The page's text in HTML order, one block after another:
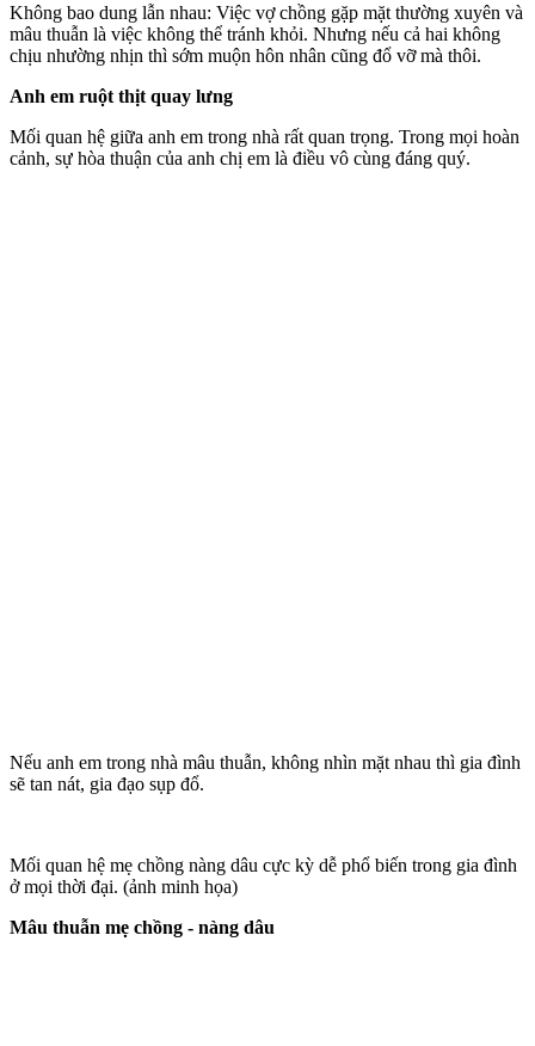
Không bao dung lẫn nhau: Việc vợ chồng gặp mặt thường xuyên và
mâu thuẫn là việc không thể tránh khỏi. Nhưng nếu cả hai không
chịu nhường nhịn thì sớm muộn hôn nhân cũng đổ vỡ mà thôi.
Anh em ruột thịt quay lưng
Mối quan hệ giữa anh em trong nhà rất quan trọng. Trong mọi hoàn
cảnh, sự hòa thuận của anh chị em là điều vô cùng đáng quý.
Nếu anh em trong nhà mâu thuẫn, không nhìn mặt nhau thì gia đình
sẽ tan nát, gia đạo sụp đổ.
Mối quan hệ mẹ chồng nàng dâu cực kỳ dễ phổ biến trong gia đình
ở mọi thời đại. (ảnh minh họa)
Mâu thuẫn mẹ chồng - nàng dâu